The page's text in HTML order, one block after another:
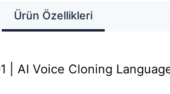
Ürün Özellikleri
| AI Voice Cloning